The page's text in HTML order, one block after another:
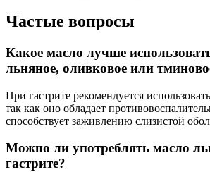
Частые вопросы
Какое масло лучше
льняное, оливковое или
При гастрите рекомендуется
так как оно обладает
способствует заживлению слизистой
Можно ли употреблять масло
гастрите?